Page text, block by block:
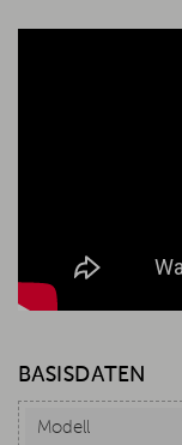
BASISDATEN
Modell